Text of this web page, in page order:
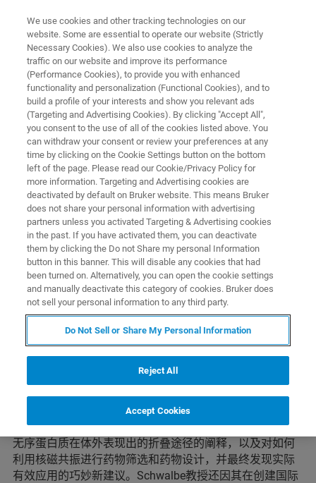
新闻 - 2022
Harald Schwalbe教授荣获2022
年度Richard R. Ernst磁共振大奖
荷兰乌特勒支，2022年7月10日报道。布鲁克
很高兴地宣布，德国法兰克福歌德大学的
Harald Schwalbe教授是本年度著名的Richard
R. Ernst磁共振大奖的得主。
荷兰乌特勒支，2022年7月10日报道。布鲁克很高兴地宣
布，德国法兰克福歌德大学的Harald Schwalbe教授是本年
度著名的Richard R. Ernst磁共振大奖的得主。
Schwalbe教授因其对生物分子核磁共振波谱学原始方法的
发展和应用的开创性贡献而受到表彰，特别是他和他的研
究小组对RNA和DNA折叠和调节领域的新见解，对有序和
无序蛋白质在体外表现出的折叠途径的阐释，以及对如何
利用核磁共振进行药物筛选和药物设计，并最终发现实际
有效应用的巧妙新建议。Schwalbe教授还因其在创建国际
We use cookies and other tracking technologies on our
website. Some are essential to operate our website (Strictly
Necessary Cookies). We also use cookies to analyze the
traffic on our website and improve its performance
(Performance Cookies), to provide you with enhanced
functionality and personalization (Functional Cookies), and to
build a profile of your interests and show you relevant ads
(Targeting and Advertising Cookies). By clicking "Accept All",
you consent to the use of all of the cookies listed above. You
can withdraw your consent or review your preferences at any
time by clicking on the Cookie Settings button on the bottom
left of the page. Please read our Cookie/Privacy Policy for
more information. Targeting and Advertising cookies are
deactivated by default on Bruker website. This means Bruker
does not share your personal information with advertising
partners unless you activated Targeting & Advertising cookies
in the past. If you have activated them, you can deactivate
them by clicking the Do not Share my personal Information
button in this banner. This will disable any cookies that had
been turned on. Alternatively, you can open the cookie settings
and manually deactivate this category of cookies. Bruker does
not sell your personal information to any third party.
Do Not Sell or Share My Personal Information
Reject All
Accept Cookies